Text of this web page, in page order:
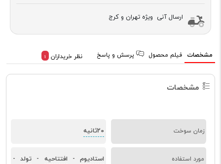
ارسال آنی ویژه تهران و کرج
مشخصات فیلم محصول پرسش و پاسخ نظر خریداران 1
مشخصات
زمان سوخت 20ثانیه
مورد استفاده استادیوم- افتتاحیه - تولد-